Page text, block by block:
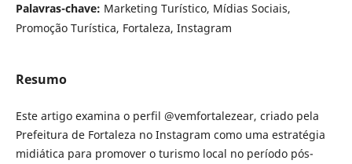
Palavras-chave: Marketing Turístico, Mídias Sociais,
Promoção Turística, Fortaleza, Instagram
Resumo
Este artigo examina o perfil @vemfortalezear, criado pela
Prefeitura de Fortaleza no Instagram como uma estratégia
midiática para promover o turismo local no período pós-